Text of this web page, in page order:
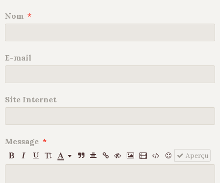
Nom
E-mail
Site Internet
Message
Aperçu